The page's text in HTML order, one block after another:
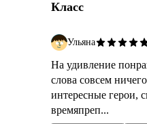
Класс
Ульяна
На удивление
слова совсем
интересные герои,
времяпреп...